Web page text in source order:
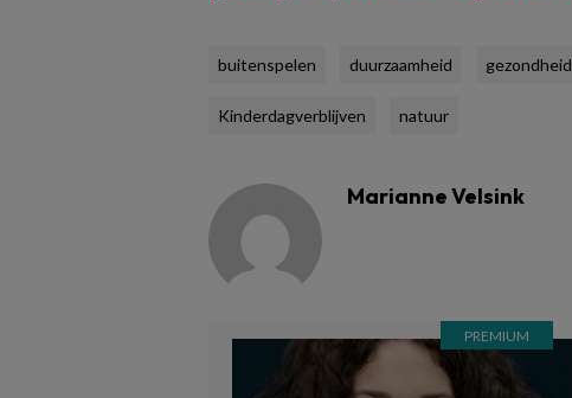
buitenspelen duurzaamheid gezondheid
Kinderdagverblijven natuur
Marianne Velsink